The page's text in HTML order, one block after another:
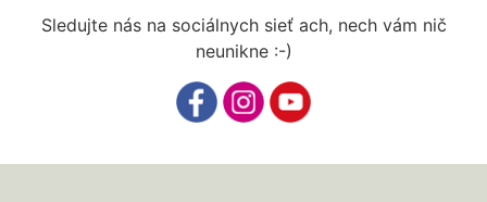
Sledujte nás na sociálnych sieť ach, nech vám nič
neunikne :-)